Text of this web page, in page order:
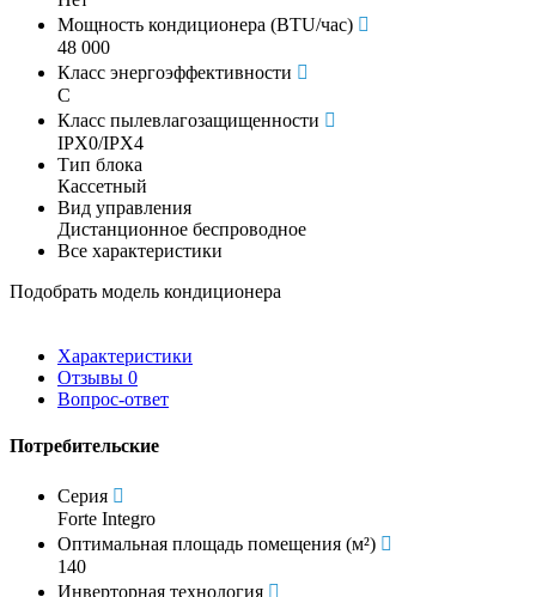
Мощность кондиционера (BTU/час)
48 000
Класс энергоэффективности
C
Класс пылевлагозащищенности
IPX0/IPX4
Тип блока
Кассетный
Вид управления
Дистанционное беспроводное
Все характеристики
Подобрать модель кондиционера
Характеристики
Отзывы 0
Вопрос-ответ
Потребительские
Серия
Forte Integro
Оптимальная площадь помещения (м²)
140
Инверторная технология